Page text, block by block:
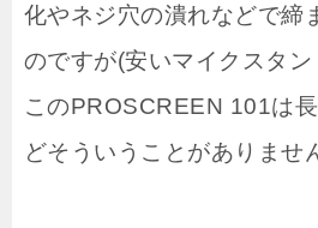
化やネジ穴の潰れなどで締
のですが(安いマイクスタン
このPROSCREEN 101は
どそういうことがありませ